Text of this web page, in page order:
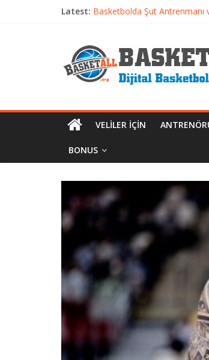
Latest: Basketbolda Şut Antrenmanı
Etkili Basketbol Antrenmanı
VELILER İÇIN
BONUS